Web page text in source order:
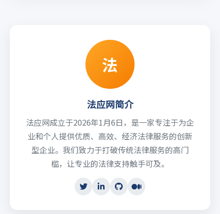
法
法应网简介
法应网成立于2026年1月6日，是一家专注于为企
业和个人提供优质、高效、经济法律服务的创新
型企业。我们致力于打破传统法律服务的高门
槛，让专业的法律支持触手可及。